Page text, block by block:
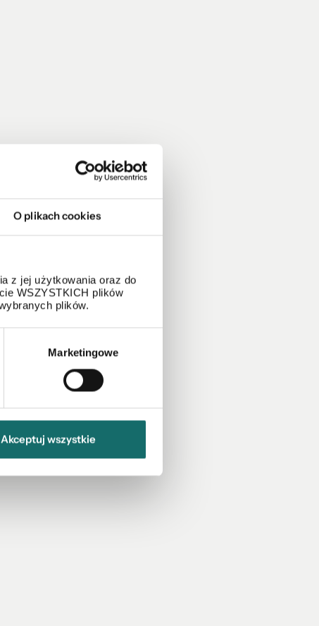
O plikach cookies
z jej użytkowania oraz do
WSZYSTKICH plików
plików.
Marketingowe
Akceptuj wszystkie